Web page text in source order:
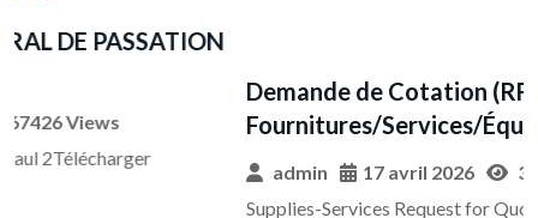
Demande de Cotation (RFQ) pour
Fournitures/Services/Équipements
admin 17 avril 2026
37875 Views
Supplies-Services Request for Quotation